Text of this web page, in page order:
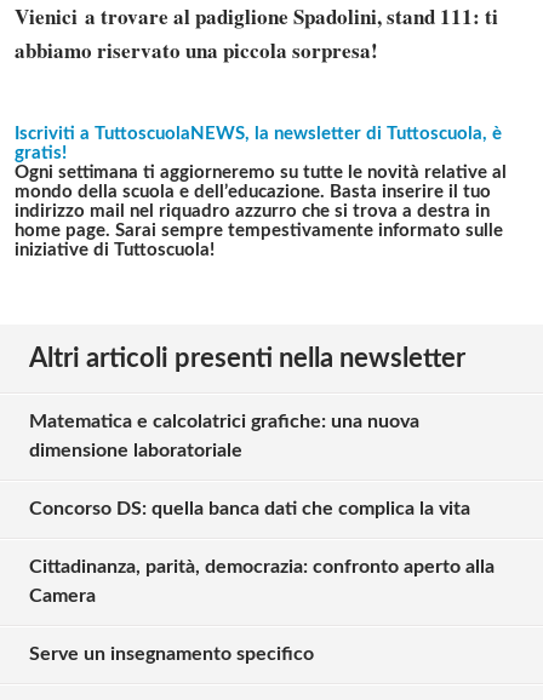
Vienici a trovare al padiglione Spadolini, stand 111: ti
abbiamo riservato una piccola sorpresa!
Iscriviti a TuttoscuolaNEWS, la newsletter di Tuttoscuola, è
gratis!
Ogni settimana ti aggiorneremo su tutte le novità relative al
mondo della scuola e dell’educazione. Basta inserire il tuo
indirizzo mail nel riquadro azzurro che si trova a destra in
home page. Sarai sempre tempestivamente informato sulle
iniziative di Tuttoscuola!
Altri articoli presenti nella newsletter
Matematica e calcolatrici grafiche: una nuova
dimensione laboratoriale
Concorso DS: quella banca dati che complica la vita
Cittadinanza, parità, democrazia: confronto aperto alla
Camera
Serve un insegnamento specifico